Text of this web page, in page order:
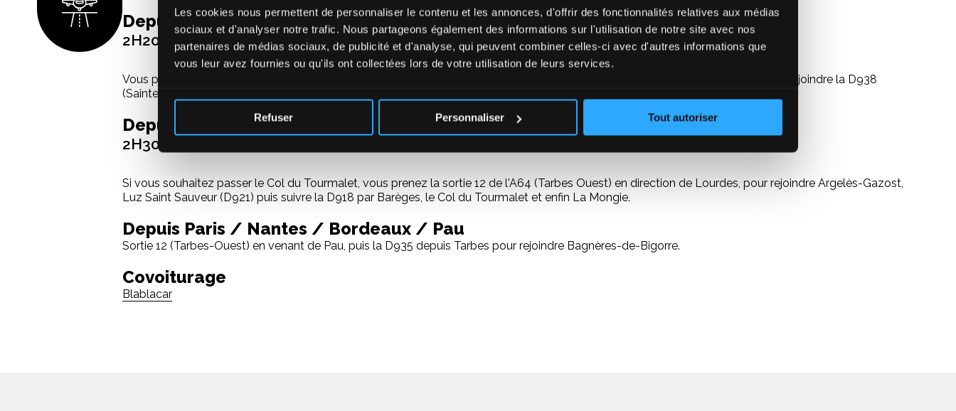
Les cookies nous permettent de personnaliser le contenu et les annonces, d'offrir des fonctionnalités relatives aux médias
sociaux et d'analyser notre trafic. Nous partageons également des informations sur l'utilisation de notre site avec nos
partenaires de médias sociaux, de publicité et d'analyse, qui peuvent combiner celles-ci avec d'autres informations que
vous leur avez fournies ou qu'ils ont collectées lors de votre utilisation de leurs services.
Refuser Personnaliser Tout autoriser
Depuis Toulouse
2H20 jusqu'à La Mongie
Vous prendrez l’autoroute A64 (1h d’autoroute/180 km) jusqu'à la sortie 14 (Tournay) en direction de Bagnères-de-Bigorre, pour rejoindre la D938
(Sainte-Marie-de-Campan), et enfin la D918 vers La Mongie.
Depuis Bayonne
2H30 jusqu'à La Mongie
Si vous souhaitez passer le Col du Tourmalet, vous prenez la sortie 12 de l'A64 (Tarbes Ouest) en direction de Lourdes, pour rejoindre Argelès-Gazost,
Luz Saint Sauveur (D921) puis suivre la D918 par Barèges, le Col du Tourmalet et enfin La Mongie.
Depuis Paris / Nantes / Bordeaux / Pau
Sortie 12 (Tarbes-Ouest) en venant de Pau, puis la D935 depuis Tarbes pour rejoindre Bagnères-de-Bigorre.
Covoiturage
Blablacar